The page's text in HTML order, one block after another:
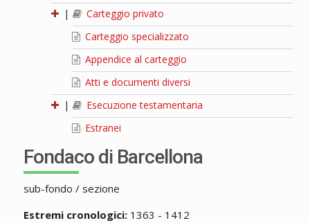
|
Carteggio privato
Carteggio specializzato
Appendice al carteggio
Atti e documenti diversi
|
Esecuzione testamentaria
Estranei
Fondaco di Barcellona
sub-fondo / sezione
Estremi cronologici:1363 - 1412